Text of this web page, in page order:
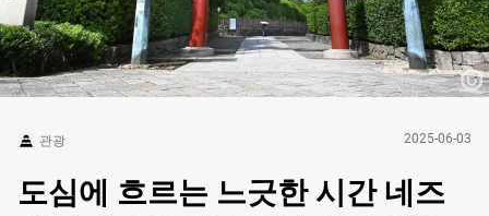
관광 2025-06-03
도심에 흐르는 느긋한 시간 네즈